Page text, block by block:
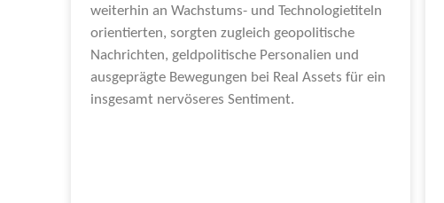
weiterhin an Wachstums- und Technologietiteln
orientierten, sorgten zugleich geopolitische
Nachrichten, geldpolitische Personalien und
ausgeprägte Bewegungen bei Real Assets für ein
insgesamt nervöseres Sentiment.